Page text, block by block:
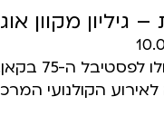
מקוון אוגוסט
גיליון זה
הקולנועי